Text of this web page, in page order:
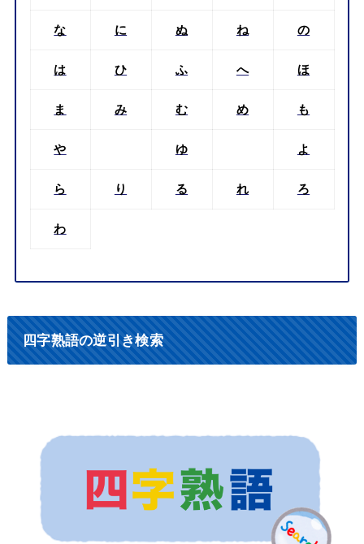
な に ぬ ね の
は ひ ふ へ ほ
ま み む め も
や ゆ よ
ら り る れ ろ
わ
四字熟語の逆引き検索